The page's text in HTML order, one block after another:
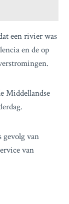
een rivier was
en de op
Middellandse
gevolg van
van